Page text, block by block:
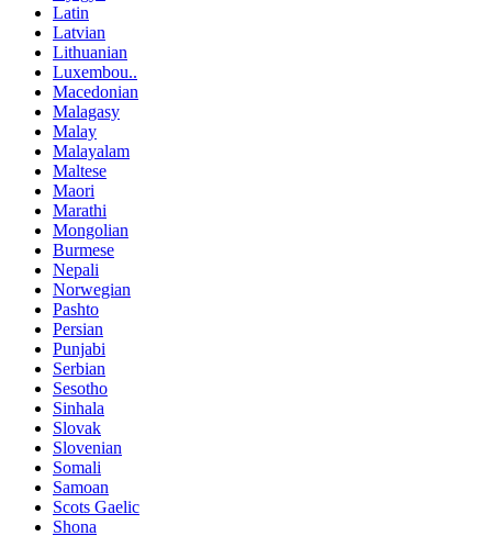
Latin
Latvian
Lithuanian
Luxembou..
Macedonian
Malagasy
Malay
Malayalam
Maltese
Maori
Marathi
Mongolian
Burmese
Nepali
Norwegian
Pashto
Persian
Punjabi
Serbian
Sesotho
Sinhala
Slovak
Slovenian
Somali
Samoan
Scots Gaelic
Shona